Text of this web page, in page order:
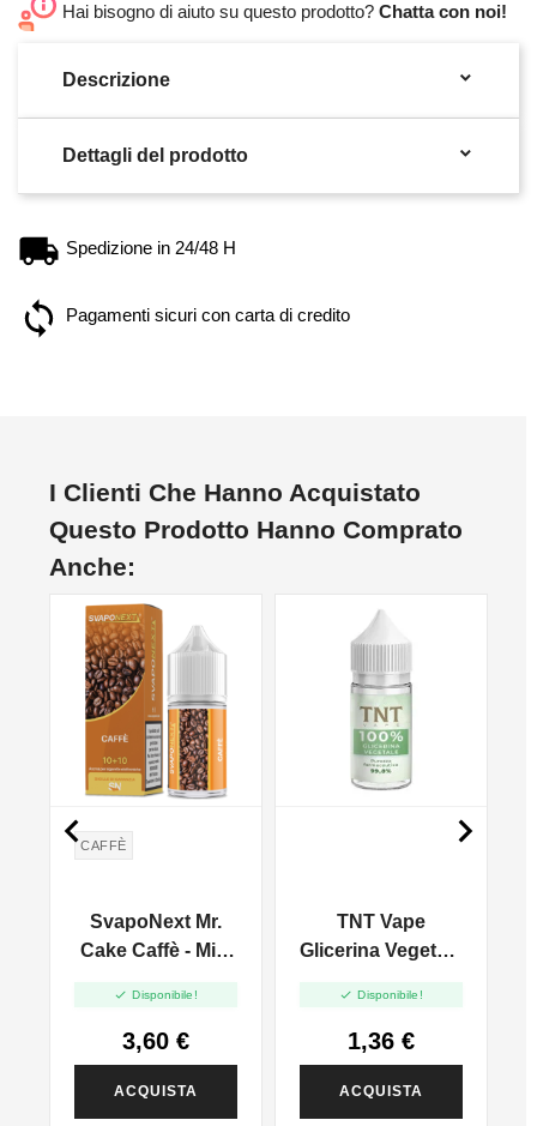
Hai bisogno di aiuto su questo prodotto? Chatta con noi!
Descrizione 
Dettagli del prodotto 
Spedizione in 24/48 H
Pagamenti sicuri con carta di credito
I Clienti Che Hanno Acquistato
Questo Prodotto Hanno Comprato
Anche:
CAFFÈ
SvapoNext Mr.
Cake Caffè - Mini
 Disponibile!
3,60 €
ACQUISTA
TNT Vape
Glicerina Vegetale
 Disponibile!
1,36 €
ACQUISTA
 